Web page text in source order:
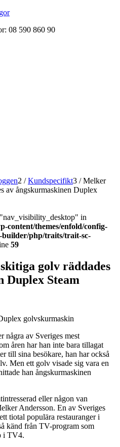
08 590 860 90
2 / Kundspecifikt3 / Melker
av ångskurmaskinen Duplex
in
content/themes/enfold/config-
builder/php/traits/trait-sc-
59
golv räddades
Duplex Steam
några av Sveriges mest
åren har han inte bara tillagat
till sina besökare, han har också
Men ett golv visade sig vara en
han ångskurmaskinen
eller någon van
Andersson. En av Sveriges
tiotal populära restauranger i
känd från TV-program som
i TV4.